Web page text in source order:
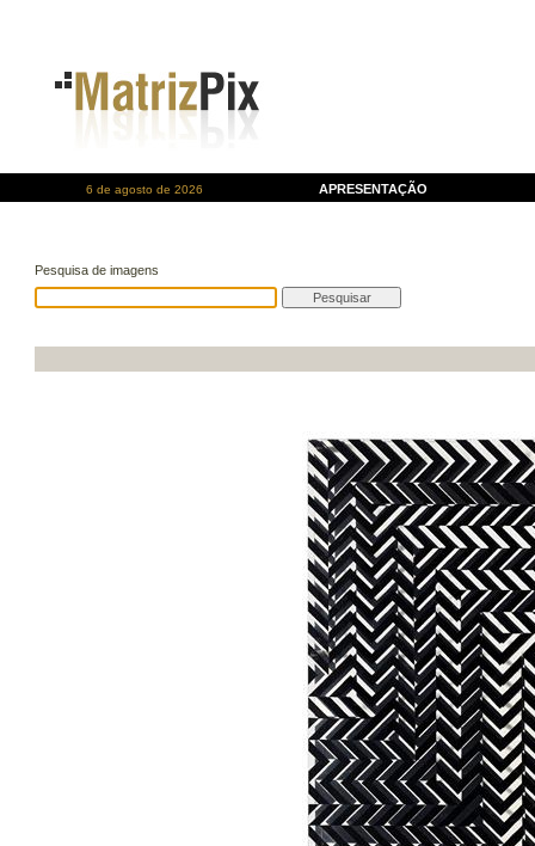
6 de agosto de 2026 APRESENTAÇÃO
Pesquisa de imagens